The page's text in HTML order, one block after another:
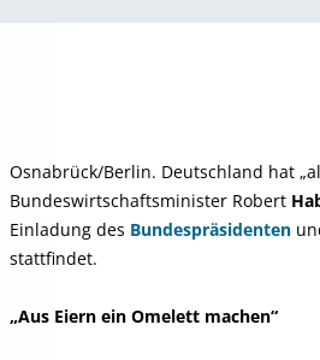
Osnabrück/Berlin. Deutschland hat
Bundeswirtschaftsminister Robert
Einladung des Bundespräsidenten
stattfindet.
„Aus Eiern ein Omelett machen“